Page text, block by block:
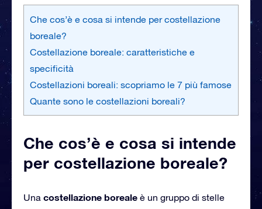
Che cos’è e cosa si intende per costellazione
boreale?
Costellazione boreale: caratteristiche e
specificità
Costellazioni boreali: scopriamo le 7 più famose
Quante sono le costellazioni boreali?
Che cos’è e cosa si intende
per costellazione boreale?
Una costellazione boreale è un gruppo di stelle